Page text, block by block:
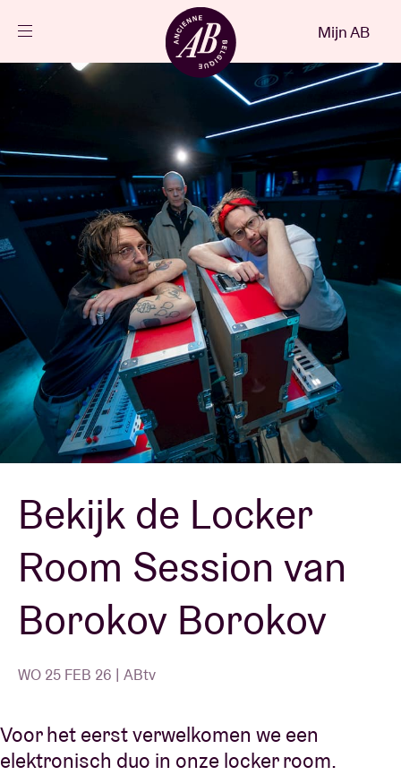
NL
Agenda
Projecten
Nieuws
Bezoekersinfo
AB ❤ you
Zaalhuur
BRDCST
ABtv
Concertcheque
Over AB
Contact
Mijn AB
Bekijk de Locker
Room Session van
Borokov Borokov
WO 25 FEB 26 | ABtv
Voor het eerst verwelkomen we een
elektronisch duo in onze locker room.